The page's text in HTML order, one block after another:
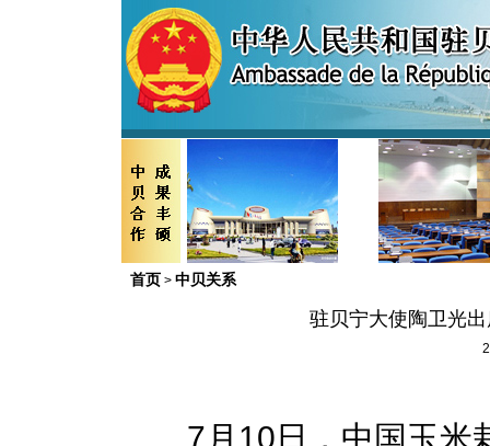
首页 > 中贝关系
驻贝宁大使陶卫光
7月10日，中国玉米